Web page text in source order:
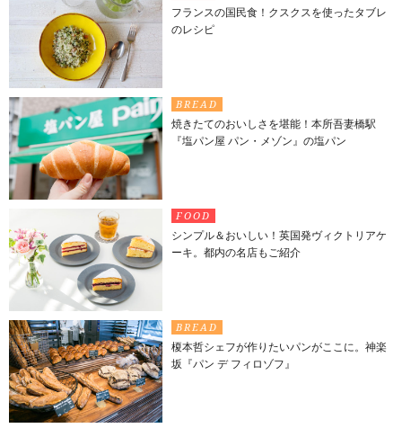
フランスの国民食！クスクスを使ったタブレ
のレシピ
BREAD
焼きたてのおいしさを堪能！本所吾妻橋駅
『塩パン屋 パン・メゾン』の塩パン
FOOD
シンプル＆おいしい！英国発ヴィクトリアケ
ーキ。都内の名店もご紹介
BREAD
榎本哲シェフが作りたいパンがここに。神楽
坂『パン デ フィロゾフ』